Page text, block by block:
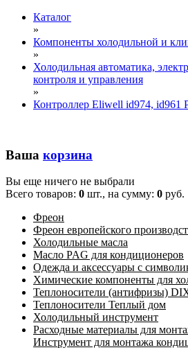
Каталог
»
Компоненты холодильной и
»
Холодильная автоматика,
контроля и управления
»
Контроллер Eliwell id974, id961
Ваша корзина
Вы еще ничего не выбрали
Всего товаров: 0 шт., на сумму: 0 руб.
Фреон
Фреон европейского
Холодильные масла
Масло PAG для кондиционеров
Одежда и аксессуары с
Химические компоненты для
Теплоносители (антифризы)
Теплоносители Теплый дом
Холодильный инструмент
Расходные материалы для
Инструмент для монтажа